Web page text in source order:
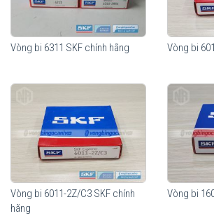
Vòng bi SKF 6011-2RS1 có sẵn mỡ bôi trơn
2 nắp chắn mỡ bằng cao su (2RS1), thích hợp
trường bụi bẩn và có yếu tố nước.
Vòng bi 6311 SKF chính hãng Vòng bi
Vòng bi 6011-2Z/C3 SKF chính
hãng
Vòng bi